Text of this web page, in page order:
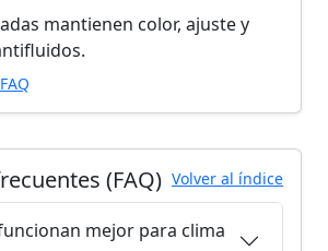
mantienen color, ajuste y
(FAQ) Volver al índice
mejor para clima